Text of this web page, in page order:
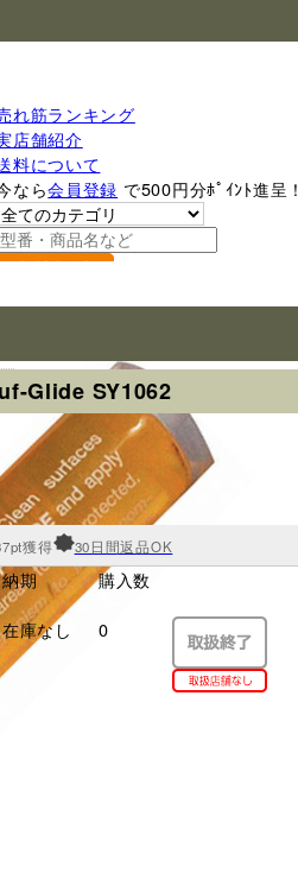
れ筋ランキング
店舗紹介
料について
なら会員登録 で500円分ﾎﾟｲﾝﾄ進呈！
Glide SY1062
獲得 30日間返品OK
納期 購入数
在庫なし 0